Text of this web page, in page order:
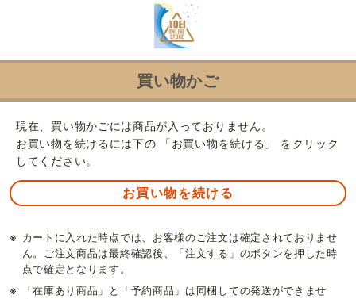
買い物かご
現在、買い物かごには商品が入っておりません。
お買い物を続けるには下の 「お買い物を続ける」 をクリック
してください。
※ カートに入れた時点では、お客様のご注文は確定されておりませ
ん。ご注文商品は最終確認後、「注文する」のボタンを押した時
点で確定となります。
※
「在庫あり商品」と「予約商品」は同梱しての発送ができませ